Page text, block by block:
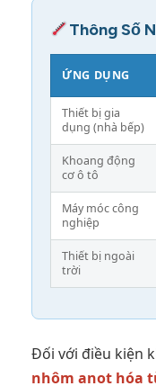
Thông Số
ỨNG DỤNG
Thiết bị gia
dụng (nhà bếp)
Khoang động
cơ ô tô
Máy móc công
nghiệp
Thiết bị ngoài
trời
Đối với điều kiện
nhôm anot hóa